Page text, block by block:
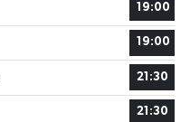
19:00
19:00
21:30
21:30